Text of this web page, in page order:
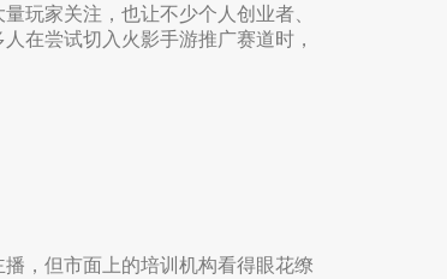
玩家关注，也让不少个人创业者、
在尝试切入火影手游推广赛道时，
，但市面上的培训机构看得眼花缭